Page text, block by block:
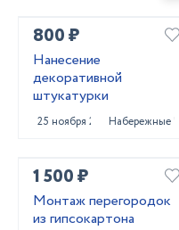
800 ₽
Нанесение
декоративной
штукатурки
25 ноября 2025Набережные
1 500 ₽
Монтаж перегородок
из гипсокартона